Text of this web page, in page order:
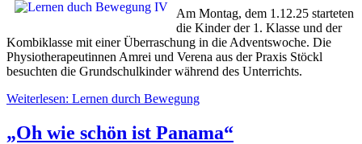
Am Montag, dem 1.12.25 starteten
die Kinder der 1. Klasse und der
Kombiklasse mit einer Überraschung in die Adventswoche. Die
Physiotherapeutinnen Amrei und Verena aus der Praxis Stöckl
besuchten die Grundschulkinder während des Unterrichts.
Weiterlesen: Lernen durch Bewegung
„Oh wie schön ist Panama“